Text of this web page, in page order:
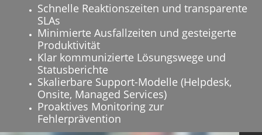
Schnelle Reaktionszeiten und transparente
SLAs
Minimierte Ausfallzeiten und gesteigerte
Produktivität
Klar kommunizierte Lösungswege und
Statusberichte
Skalierbare Support-Modelle (Helpdesk,
Onsite, Managed Services)
Proaktives Monitoring zur
Fehlerprävention